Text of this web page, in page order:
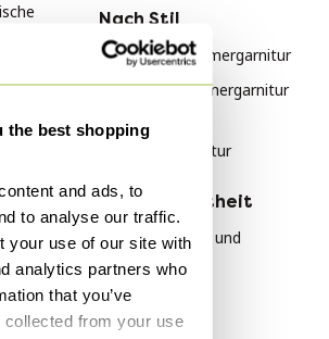
the best shopping
and ads, to
to analyse our traffic.
your use of our site with
analytics partners who
that you’ve
collected from your use
Nach Stil
Modern Esszimmergarnitur
Vintage Esszimmergarnitur
Skandinavisch
Esszimmergarnitur
Nach Beliebtheit
Giorgetti Stühle und
Loungesessel
HAY Tische
Plexiglas Tische